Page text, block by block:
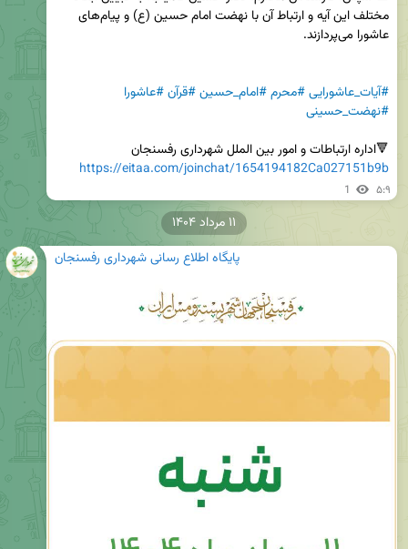
#آیات_عاشورایی#محرم#امام_حسین#قرآن#عاشورا
#نهضت_حسینی
🔻اداره ارتباطات و امور بین الملل شهرداری رفسنجان
https://eitaa.com/joinchat/1654194182Ca027151b9b
1 ۵:۹
پایگاه اطلاع رسانی شهرداری رفسنجان
۱۱ مرداد ۱۴۰۴